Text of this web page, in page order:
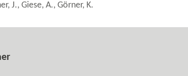
J., Giese, A., Görner, K.